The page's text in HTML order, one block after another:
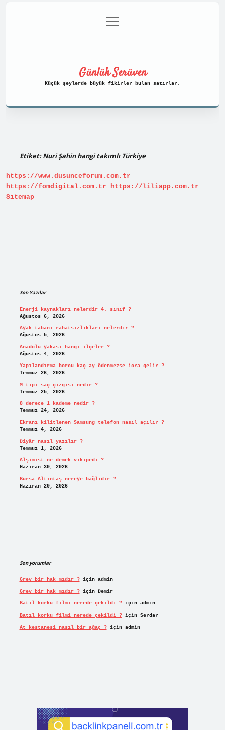
Gizlilik Politikası
menüyü
aç
Günlük Serüven
Küçük şeylerde büyük fikirler bulan satırlar.
Etiket:Nuri Şahin hangi takımlı Türkiye
https://www.dusunceforum.com.tr
https://fomdigital.com.tr
https://liliapp.com.tr
Sitemap
Son Yazılar
Enerji kaynakları nelerdir 4. sınıf ?
Ağustos 6, 2026
Ayak tabanı rahatsızlıkları nelerdir ?
Ağustos 5, 2026
Anadolu yakası hangi ilçeler ?
Ağustos 4, 2026
Yapılandırma borcu kaç ay ödenmezse icra gelir ?
Temmuz 26, 2026
M tipi saç çizgisi nedir ?
Temmuz 25, 2026
8 derece 1 kademe nedir ?
Temmuz 24, 2026
Ekranı kilitlenen Samsung telefon nasıl açılır ?
Temmuz 4, 2026
Diyâr nasıl yazılır ?
Temmuz 1, 2026
Alşimist ne demek vikipedi ?
Haziran 30, 2026
Bursa Altıntaş nereye bağlıdır ?
Haziran 20, 2026
Son yorumlar
Grev bir hak mıdır ?için admin
Grev bir hak mıdır ?için Demir
Batıl korku filmi nerede çekildi ?için admin
Batıl korku filmi nerede çekildi ?için Serdar
At kestanesi nasıl bir ağaç ?için admin